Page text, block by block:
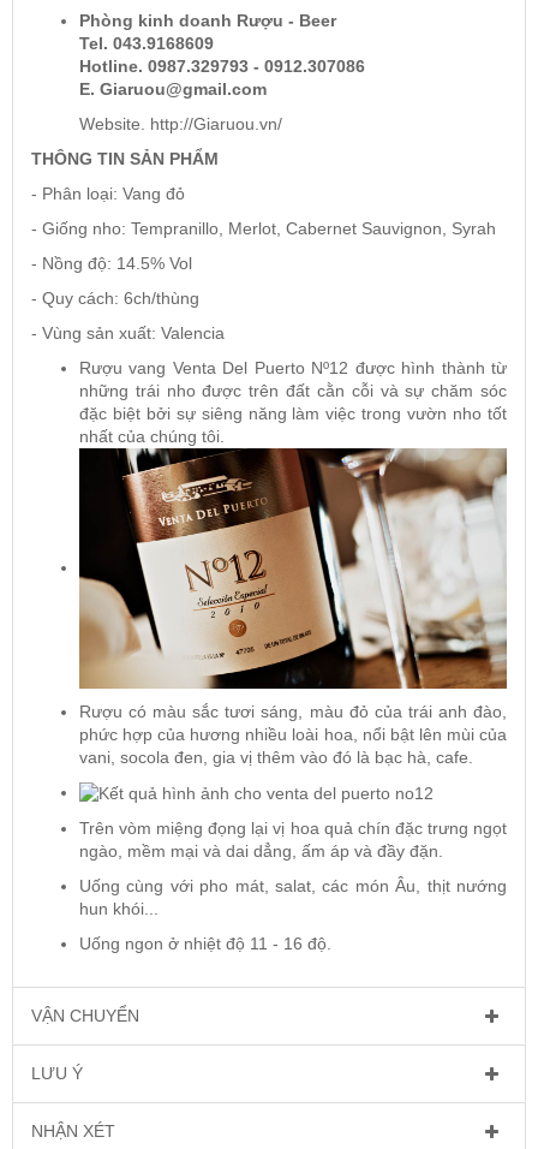
VANG CANADA ICEWINE
RƯỢU VANG NAM PHI
Rượu Vang BỒ ĐÀO NHA
RƯỢU VANG ROMANIA GIÁ CỰC RẺ
RƯỢU VANG ĐỨC
Phòng kinh doanh Rượu - Beer
Tel. 043.9168609
Hotline. 0987.329793 - 0912.307086
E. Giaruou@gmail.com
Website. http://Giaruou.vn/
THÔNG TIN SẢN PHẨM
- Phân loại: Vang đỏ
- Giống nho: Tempranillo, Merlot, Cabernet Sauvignon, Syrah
- Nồng độ: 14.5% Vol
- Quy cách: 6ch/thùng
- Vùng sản xuất: Valencia
Rượu vang Venta Del Puerto Nº12 được hình thành từ
những trái nho được trên đất cằn cỗi và sự chăm sóc
đặc biệt bởi sự siêng năng làm việc trong vườn nho tốt
nhất của chúng tôi.
Rượu có màu sắc tươi sáng, màu đỏ của trái anh đào,
phức hợp của hương nhiều loài hoa, nổi bật lên mùi của
vani, socola đen, gia vị thêm vào đó là bạc hà, cafe.
Trên vòm miệng đọng lại vị hoa quả chín đặc trưng ngọt
ngào, mềm mại và dai dẳng, ấm áp và đầy đặn.
Uống cùng với pho mát, salat, các món Âu, thịt nướng
hun khói...
Uống ngon ở nhiệt độ 11 - 16 độ.
VẬN CHUYỂN
LƯU Ý
NHẬN XÉT